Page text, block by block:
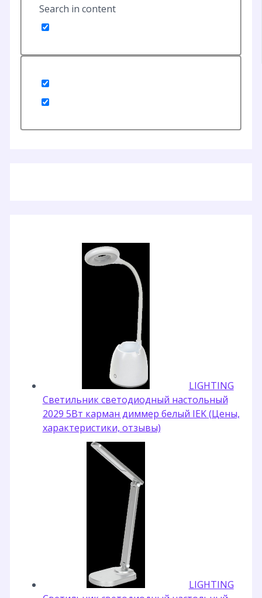
Search in content
LIGHTING
Светильник светодиодный настольный
2029 5Вт карман диммер белый IEK (Цены,
характеристики, отзывы)
LIGHTING